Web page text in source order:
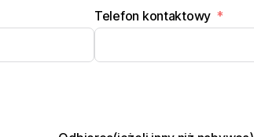
Telefon kontaktowy